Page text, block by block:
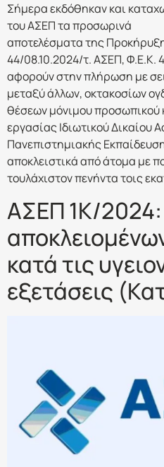
Σήμερα εκδόθηκαν και
του ΑΣΕΠ τα προσωρινά
αποτελέσματα της
44/08.10.2024/τ. ΑΣΕΠ, Φ.Ε.Κ.
αφορούν στην πλήρωση με
μεταξύ άλλων, οκτακοσίων
θέσεων μόνιμου προσωπικού
εργασίας Ιδιωτικού Δικαίου
Πανεπιστημιακής
αποκλειστικά από άτομα με
τουλάχιστον πενήντα τοις
ΑΣΕΠ 1Κ/2024:
κατά τις
εξετάσεις